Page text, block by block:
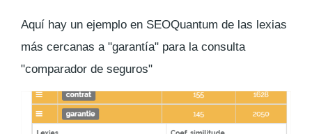
Aquí hay un ejemplo en SEOQuantum de las lexias
más cercanas a "garantía" para la consulta
"comparador de seguros"